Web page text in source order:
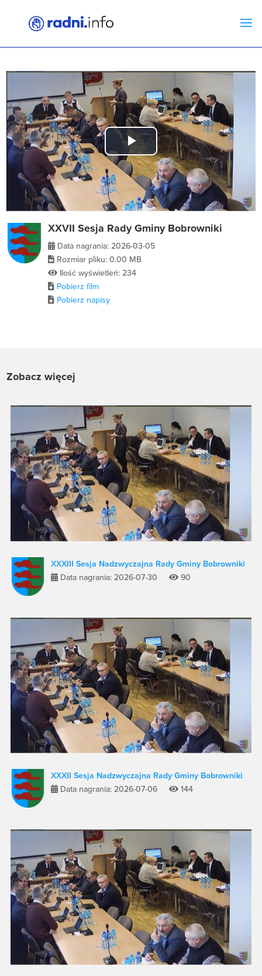
Play
Video
XXVII Sesja Rady Gminy Bobrowniki
Data nagrania: 2026-03-05
Rozmiar pliku: 0.00 MB
Ilość wyświetleń: 234
Pobierz film
Pobierz napisy
Zobacz więcej
XXXIII Sesja Nadzwyczajna Rady Gminy Bobrowniki
Data nagrania: 2026-07-30
90
XXXII Sesja Nadzwyczajna Rady Gminy Bobrowniki
Data nagrania: 2026-07-06
144